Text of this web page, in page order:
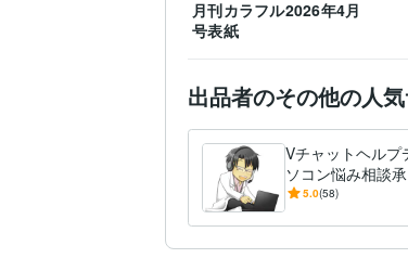
月刊カラフル2026年4月
号表紙
出品者のその他の人
Vチャットヘルプ
ソコン悩み相談
本HP、マイクロ
5.0(58)